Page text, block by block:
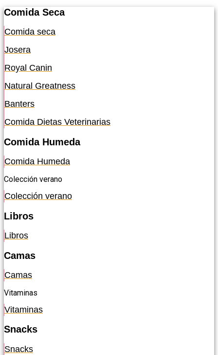
Comida Seca
Comida seca
Josera
Royal Canin
Natural Greatness
Banters
Comida Dietas Veterinarias
Comida Humeda
Comida Humeda
Colección verano
Colección verano
Libros
Libros
Camas
Camas
Vitaminas
Vitaminas
Snacks
Snacks